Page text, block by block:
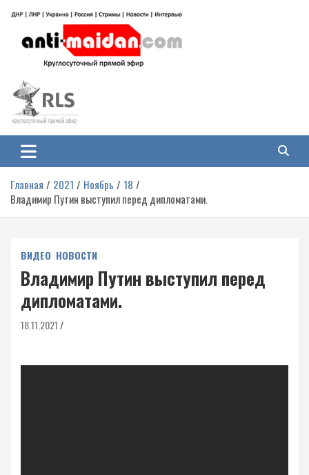
содержимому
Антимайдан: Гражданская война
на Украине
гражданской войне на Украине, включая события в Новороссии, ДНР,
ЛНР и других регионах.
Главная 2021 Ноябрь
18
Владимир Путин выступил перед дипломатами.
ВИДЕО НОВОСТИ
Владимир Путин выступил перед
дипломатами.
18.11.2021